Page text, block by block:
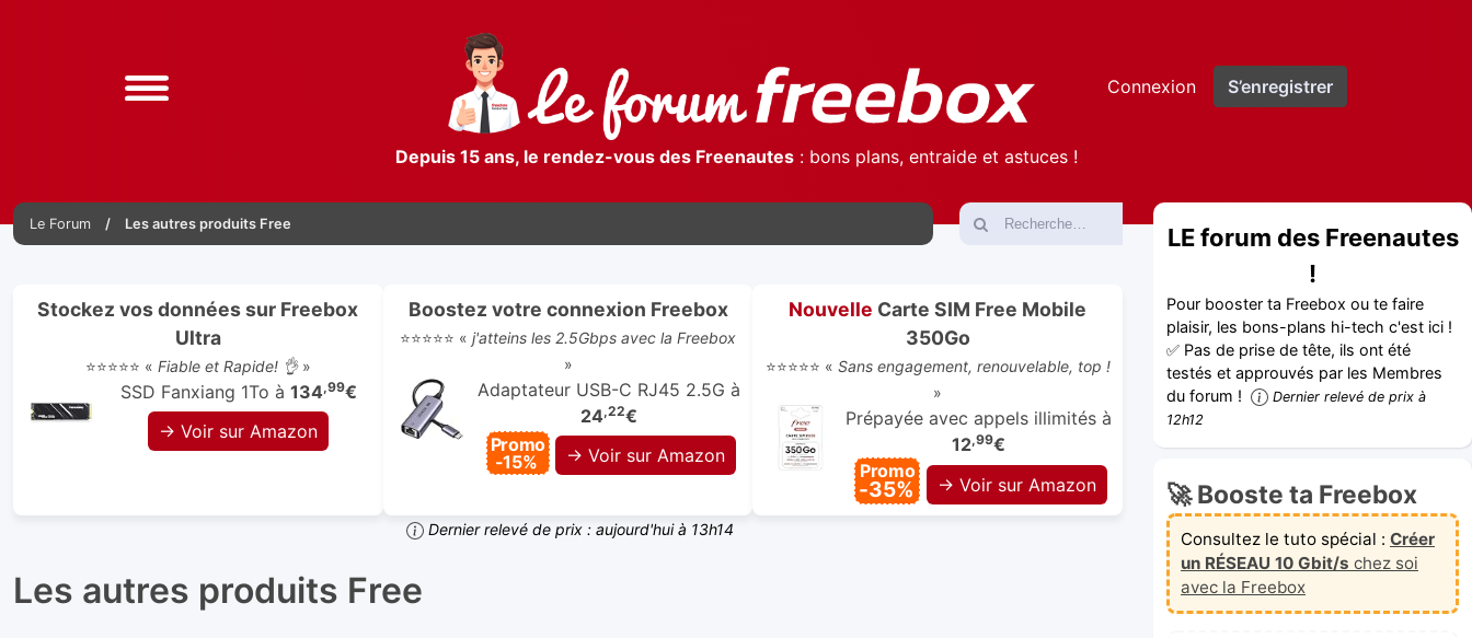
Connexion S’enregistrer
Depuis 15 ans, le rendez-vous des Freenautes: bons plans, entraide et astuces !
Le Forum Les autres produits Free
Stockez vos données sur Freebox
Ultra
⭐⭐⭐⭐⭐ « Fiable et Rapide! 👌»
SSD Fanxiang 1To à 134,99€
→ Voir sur Amazon
Boostez votre connexion Freebox
⭐⭐⭐⭐⭐ « j'atteins les 2.5Gbps avec la Freebox
»
Adaptateur USB-C RJ45 2.5G à
24,22€
Promo
-15%
→ Voir sur Amazon
Nouvelle Carte SIM Free Mobile
350Go
⭐⭐⭐⭐⭐ « Sans engagement, renouvelable, top !
»
Prépayée avec appels illimités à
12,99€
Promo
-35% → Voir sur Amazon
Dernier relevé de prix : aujourd'hui à 13h14
Les autres produits Free
LE forum des Freenautes
!
Pour booster ta Freebox ou te faire
plaisir, les bons-plans hi-tech c'est ici !
✅ Pas de prise de tête, ils ont été
testés et approuvés par les Membres
du forum !
Dernier relevé de prix à
12h12
🚀 Booste ta Freebox
Consultez le tuto spécial : Créer
un RÉSEAU 10 Gbit/s chez soi
avec la Freebox